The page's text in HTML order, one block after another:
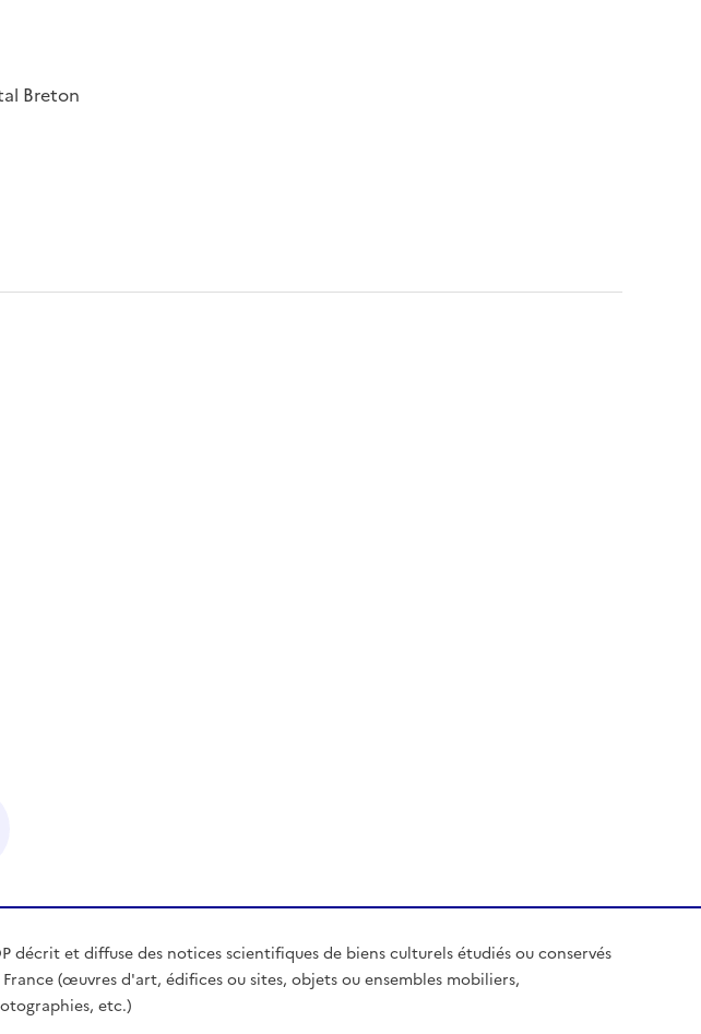
Breton
décrit et diffuse des notices scientifiques de biens culturels étudiés ou conservés
(œuvres d'art, édifices ou sites, objets ou ensembles mobiliers,
etc.)